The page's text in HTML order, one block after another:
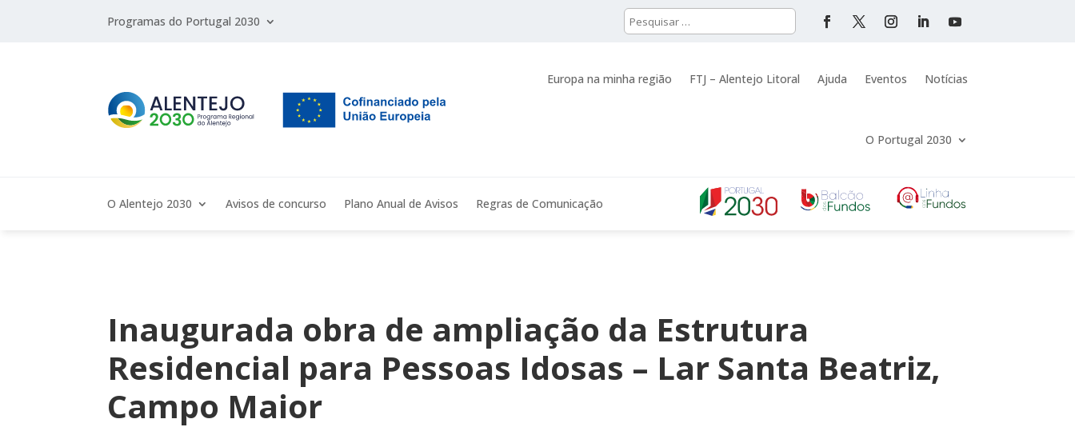
Programas do Portugal 2030
Europa na minha região FTJ – Alentejo Litoral Ajuda Eventos Notícias
O Portugal 2030
O Alentejo 2030 Avisos de concurso Plano Anual de Avisos Regras de Comunicação
Inaugurada obra de ampliação da Estrutura
Residencial para Pessoas Idosas – Lar Santa Beatriz,
Campo Maior